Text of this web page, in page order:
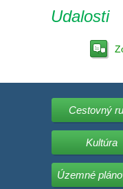
Udalosti
Cestovný
Kultúra
Územné